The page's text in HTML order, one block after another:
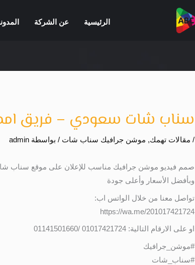
الرئيسية عن الشركة
سناب شات سعودي – فريق
/ مقالات تهمك, موشن جرافيك سناب شات / بواسطة admin
صمم فيديو موشن جرافيك مناسب للإعلان على موقع سناب
وبأفضل الأسعار وأعلى جودة
تواصل معنا من خلال الواتس اب:
https://wa.me/201017421724
او على الارقام التالية: 01017421724 /01141501660
#موشن_جرافيك
#سناب_شات